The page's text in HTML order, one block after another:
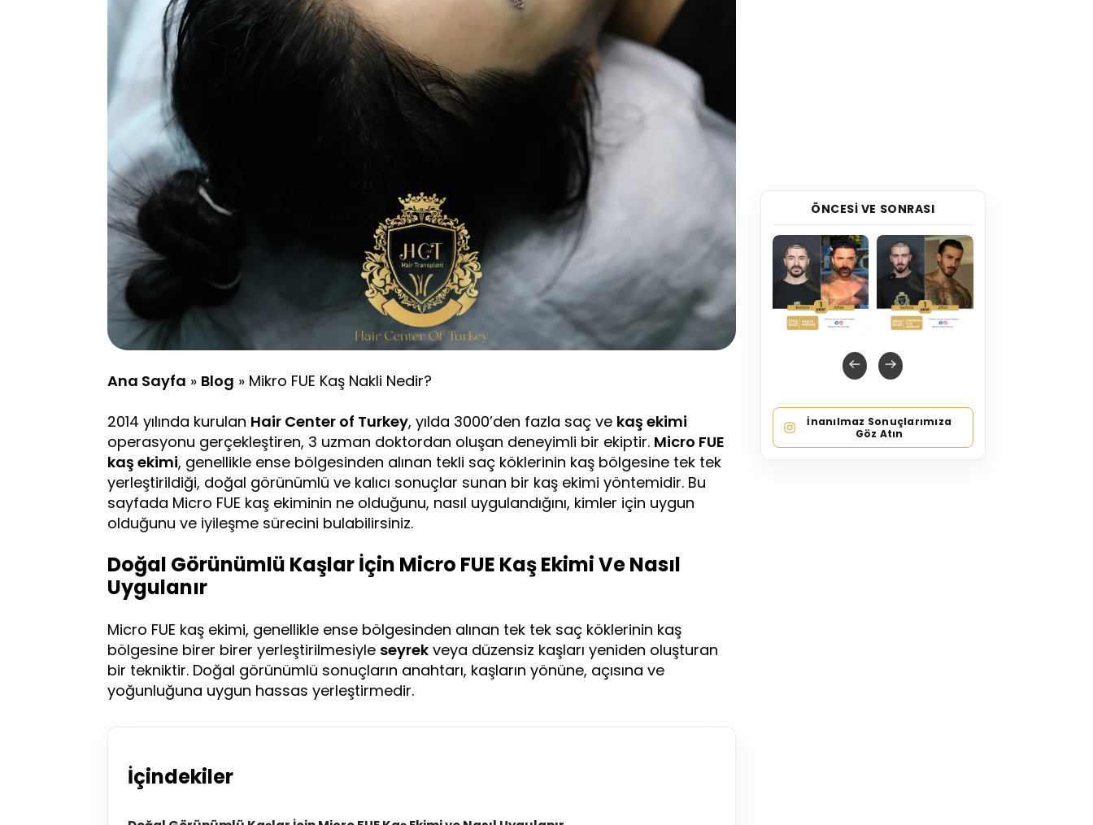
Ana Sayfa » Blog » Mikro FUE Kaş Nakli Nedir?
2014 yılında kurulan Hair Center of Turkey, yılda 3000’den fazla saç ve kaş ekimi
operasyonu gerçekleştiren, 3 uzman doktordan oluşan deneyimli bir ekiptir. Micro FUE
kaş ekimi, genellikle ense bölgesinden alınan tekli saç köklerinin kaş bölgesine tek tek
yerleştirildiği, doğal görünümlü ve kalıcı sonuçlar sunan bir kaş ekimi yöntemidir. Bu
sayfada Micro FUE kaş ekiminin ne olduğunu, nasıl uygulandığını, kimler için uygun
olduğunu ve iyileşme sürecini bulabilirsiniz.
Doğal Görünümlü Kaşlar İçin Micro FUE Kaş Ekimi Ve Nasıl
Uygulanır
Micro FUE kaş ekimi, genellikle ense bölgesinden alınan tek tek saç köklerinin kaş
bölgesine birer birer yerleştirilmesiyle seyrek veya düzensiz kaşları yeniden oluşturan
bir tekniktir. Doğal görünümlü sonuçların anahtarı, kaşların yönüne, açısına ve
yoğunluğuna uygun hassas yerleştirmedir.
İçindekiler
ÖNCESI VE SONRASI
İnanılmaz Sonuçlarımıza
Göz Atın